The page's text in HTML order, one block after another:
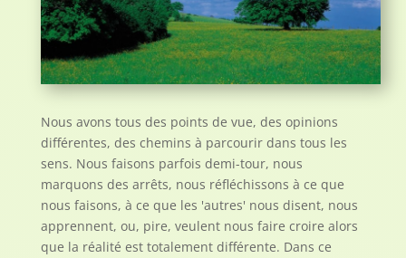
Nous avons tous des points de vue, des opinions
différentes, des chemins à parcourir dans tous les
sens. Nous faisons parfois demi-tour, nous
marquons des arrêts, nous réfléchissons à ce que
nous faisons, à ce que les 'autres' nous disent, nous
apprennent, ou, pire, veulent nous faire croire alors
que la réalité est totalement différente. Dans ce